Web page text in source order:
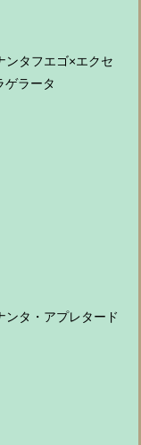
ンタフエゴ×エクセ
ゲラータ
ンタ・アプレタード